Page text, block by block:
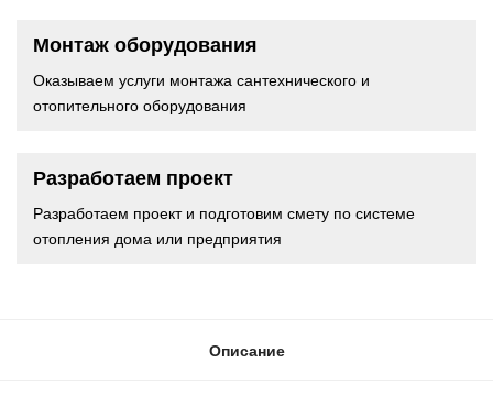
Монтаж оборудования
Оказываем услуги монтажа сантехнического и
отопительного оборудования
Разработаем проект
Разработаем проект и подготовим смету по системе
отопления дома или предприятия
Описание